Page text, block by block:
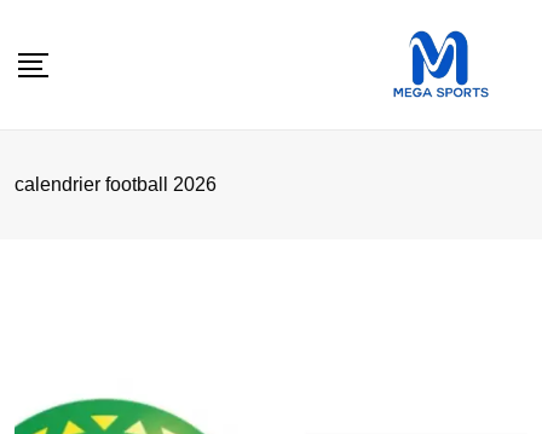
calendrier football 2026